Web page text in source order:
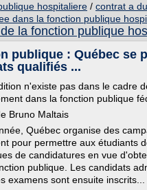
hospitaliere / contrat a
dans la fonction publique
la fonction publique
publique : Québec se
qualifiés ...
n'existe pas dans le cadre
dans la fonction publique
Bruno Maltais
Québec organise des
pour permettre aux étudiants
de candidatures en vue
publique. Les candidats
examens sont ensuite inscrits...